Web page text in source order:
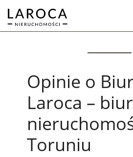
Opinie o
Laroca –
Toruniu